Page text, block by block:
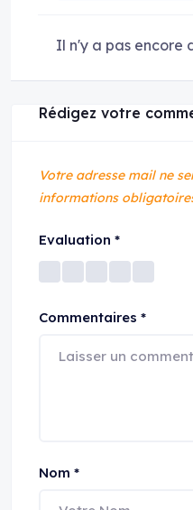
Il n'y a pas encore
Rédigez votre
Votre adresse mail ne
informations
Evaluation *
Commentaires *
Nom *